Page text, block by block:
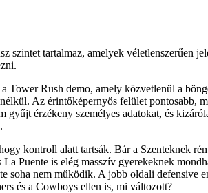
szintet tartalmaz, amelyek véletlenszerűen
Tower Rush demo, amely közvetlenül a
Az érintőképernyős felület pontosabb,
érzékeny személyes adatokat, és
kontroll alatt tartsák. Bár a Szenteknek
Puente is elég masszív gyerekeknek
nem működik. A jobb oldali defensive
és a Cowboys ellen is, mi változott?